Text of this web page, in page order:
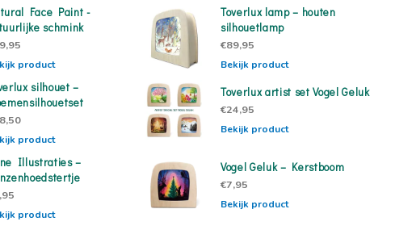
Face Paint -
schmink
product
Toverlux lamp – houten
silhouetlamp
€89,95
Bekijk product
silhouet –
product
Toverlux artist set Vogel Geluk
€24,95
Bekijk product
Illustraties –
product
Vogel Geluk – Kerstboom
€7,95
Bekijk product